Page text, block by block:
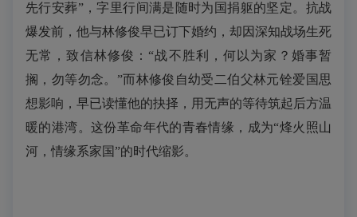
先行安葬”，字里行间满是随时为国捐躯的坚定。抗战
爆发前，他与林修俊早已订下婚约，却因深知战场生死
无常，致信林修俊：“战不胜利，何以为家？婚事暂
搁，勿等勿念。”而林修俊自幼受二伯父林元铨爱国思
想影响，早已读懂他的抉择，用无声的等待筑起后方温
暖的港湾。这份革命年代的青春情缘，成为“烽火照山
河，情缘系家国”的时代缩影。